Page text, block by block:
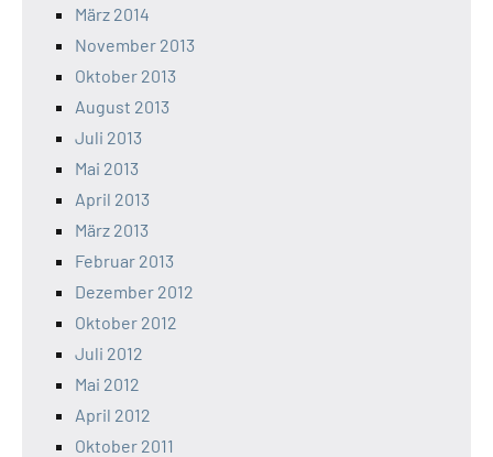
März 2014
November 2013
Oktober 2013
August 2013
Juli 2013
Mai 2013
April 2013
März 2013
Februar 2013
Dezember 2012
Oktober 2012
Juli 2012
Mai 2012
April 2012
Oktober 2011